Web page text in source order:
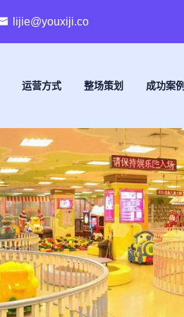
lijie@youxiji.co
运营方式 整场策划 成功案例